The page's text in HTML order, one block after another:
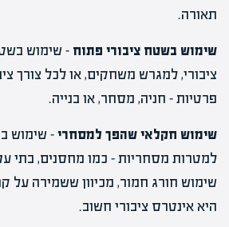
תאורה.
שימוש בשטח ציבורי פתוח – שימוש
ציבורי, למגרש משחקים, או לכל צורך
פרטיות – חניה, מסחר, או בנייה.
שימוש חקלאי שהפך למסחרי– שימוש
למטרות מסחריות – כמו מחסנים, בתי
שימוש חורג חמור, מכיוון ששמירה על
היא אינטרס ציבורי חשוב.